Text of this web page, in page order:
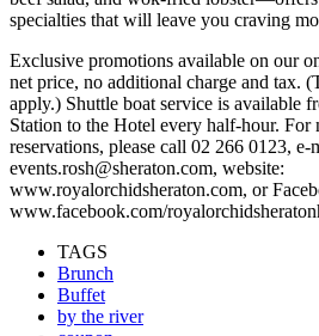
specialties that will leave you craving
Exclusive promotions available on our
net price, no additional charge and tax.
apply.) Shuttle boat service is available
Station to the Hotel every half-hour. For
reservations, please call 02 266 0123, e-
events.rosh@sheraton.com, website:
www.royalorchidsheraton.com, or
www.facebook.com/
TAGS
Brunch
Buffet
by the river